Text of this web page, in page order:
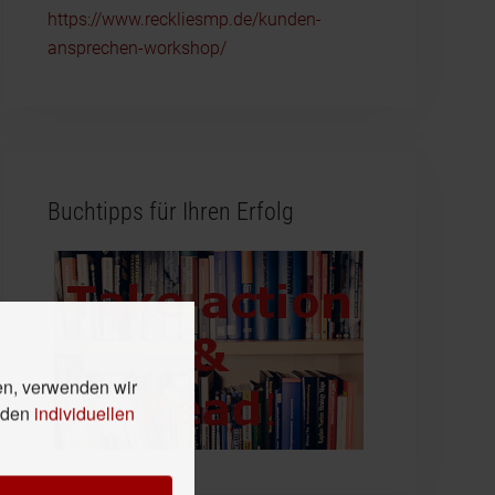
https://www.reckliesmp.de/kunden-
ansprechen-workshop/
Buchtipps für Ihren Erfolg
verwenden wir
individuellen